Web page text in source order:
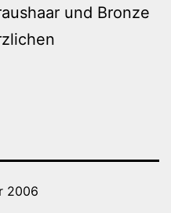
und Bronze
2006